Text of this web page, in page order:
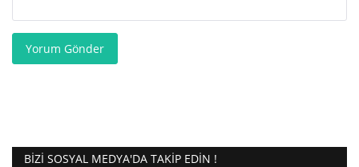
Yorum Gönder
BIZI SOSYAL MEDYA'DA TAKIP EDIN !